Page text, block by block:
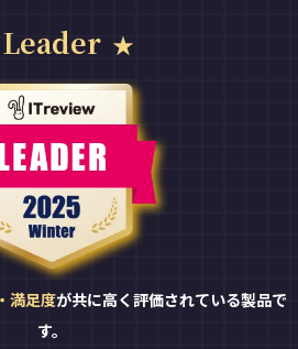
Leader
満足度が共に高く評価されている製品で
す。